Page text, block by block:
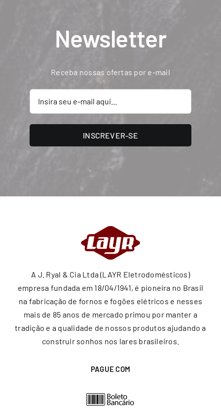
Newsletter
Receba nossas ofertas por e-mail
INSCREVER-SE
A J. Ryal & Cia Ltda (LAYR Eletrodomésticos)
empresa fundada em 18/04/1941, é pioneira no Brasil
na fabricação de fornos e fogões elétricos e nesses
mais de 85 anos de mercado primou por manter a
tradição e a qualidade de nossos produtos ajudando a
construir sonhos nos lares brasileiros.
PAGUE COM